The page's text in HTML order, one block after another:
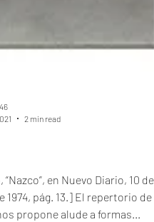
en Nuevo Diario, 10 de
1974, pág. 13.] El repertorio de